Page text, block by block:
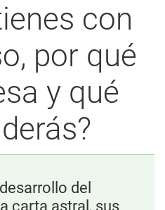
con
por qué
y qué
del
carta astral, sus